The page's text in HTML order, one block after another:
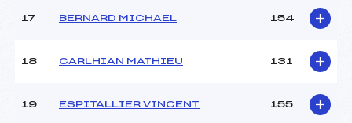
49.9100
Catégorie :
U18->Mas
17 BERNARD MICHAEL 154
18 CARLHIAN MATHIEU 131
19 ESPITALLIER VINCENT 155